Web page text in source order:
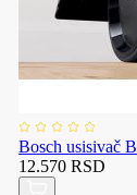
Bosch usisivač
12.570 RSD